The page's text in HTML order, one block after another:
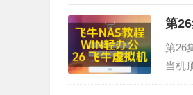
第
第26
当机
的虚